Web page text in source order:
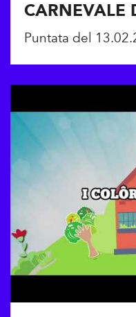
CARNEVALE
Puntata del